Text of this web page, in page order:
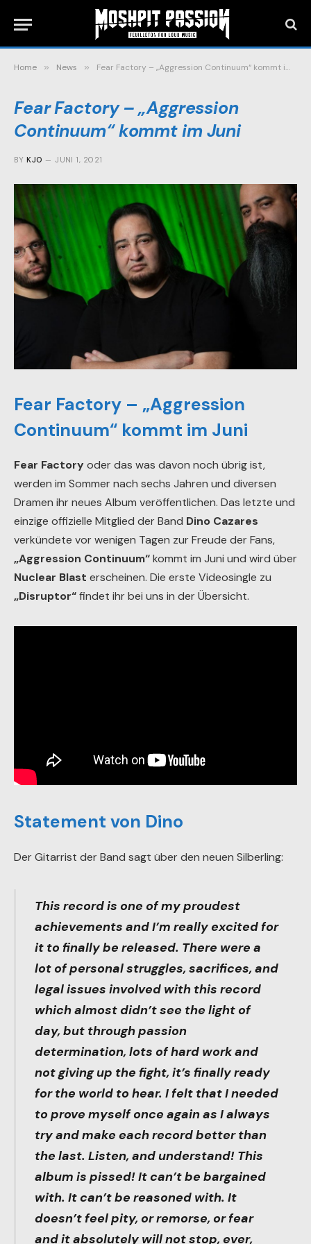
Home » News » Fear Factory – „Aggression Continuum“ kommt im Juni
Fear Factory – „Aggression
Continuum“ kommt im Juni
BY KJO JUNI 1, 2021
Fear Factory – „Aggression
Continuum“ kommt im Juni
Fear Factory oder das was davon noch übrig ist,
werden im Sommer nach sechs Jahren und diversen
Dramen ihr neues Album veröffentlichen. Das letzte und
einzige offizielle Mitglied der Band Dino Cazares
verkündete vor wenigen Tagen zur Freude der Fans,
„Aggression Continuum“kommt im Juni und wird über
Nuclear Blast erscheinen. Die erste Videosingle zu
„Disruptor“findet ihr bei uns in der Übersicht.
Statement von Dino
Der Gitarrist der Band sagt über den neuen Silberling:
This record is one of my proudest
achievements and I’m really excited for
it to finally be released. There were a
lot of personal struggles, sacrifices, and
legal issues involved with this record
which almost didn’t see the light of
day, but through passion
determination, lots of hard work and
not giving up the fight, it’s finally ready
for the world to hear. I felt that I needed
to prove myself once again as I always
try and make each record better than
the last. Listen, and understand! This
album is pissed! It can’t be bargained
with. It can’t be reasoned with. It
doesn’t feel pity, or remorse, or fear
and it absolutely will not stop, ever,